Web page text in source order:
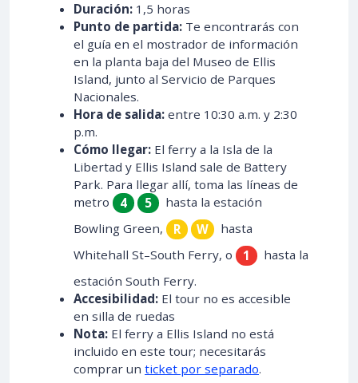
Duración: 1,5 horas
Punto de partida: Te encontrarás con
el guía en el mostrador de información
en la planta baja del Museo de Ellis
Island, junto al Servicio de Parques
Nacionales.
Hora de salida: entre 10:30 a.m. y 2:30
p.m.
Cómo llegar: El ferry a la Isla de la
Libertad y Ellis Island sale de Battery
Park. Para llegar allí, toma las líneas de
metro
4 5
hasta la estación
Bowling Green,
R W
hasta
Whitehall St–South Ferry, o
1
hasta la
estación South Ferry.
Accesibilidad: El tour no es accesible
en silla de ruedas
Nota: El ferry a Ellis Island no está
incluido en este tour; necesitarás
comprar un ticket por separado.